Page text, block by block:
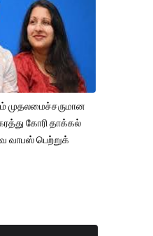
முதலமைச்சருமான
கோரி தாக்கல்
வாபஸ் பெற்றுக்